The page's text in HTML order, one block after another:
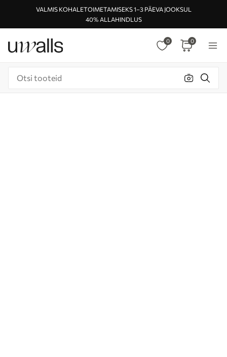
VALMIS KOHALETOIMETAMISEKS 1–3 PÄEVA JOOKSUL
40% ALLAHINDLUS
0 0